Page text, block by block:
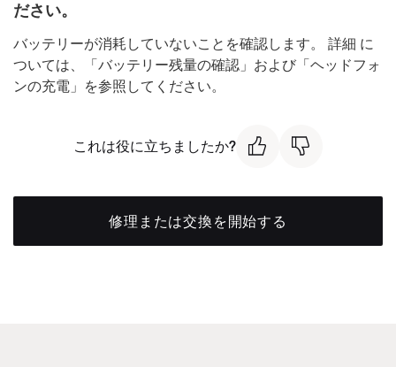
ださい。
バッテリーが消耗していないことを確認します。 詳細 に
ついては、「バッテリー残量の確認」および「ヘッドフォ
ンの充電」を参照してください。
これは役に立ちましたか?
修理または交換を開始する